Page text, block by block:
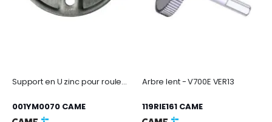
Support en U zinc pour roulement Diam 42mm
001YM0070 CAME
Arbre lent - V700E VER13
119RIE161 CAME